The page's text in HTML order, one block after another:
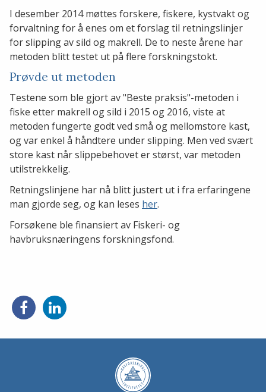
I desember 2014 møttes forskere, fiskere, kystvakt og
forvaltning for å enes om et forslag til retningslinjer
for slipping av sild og makrell. De to neste årene har
metoden blitt testet ut på flere forskningstokt.
Prøvde ut metoden
Testene som ble gjort av "Beste praksis"-metoden i
fiske etter makrell og sild i 2015 og 2016, viste at
metoden fungerte godt ved små og mellomstore kast,
og var enkel å håndtere under slipping. Men ved svært
store kast når slippebehovet er størst, var metoden
utilstrekkelig.
Retningslinjene har nå blitt justert ut i fra erfaringene
man gjorde seg, og kan leses her.
Forsøkene ble finansiert av Fiskeri- og
havbruksnæringens forskningsfond.
Del
på
Del
på